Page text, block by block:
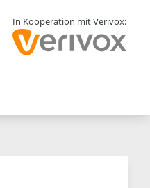
In Kooperation mit Verivox: